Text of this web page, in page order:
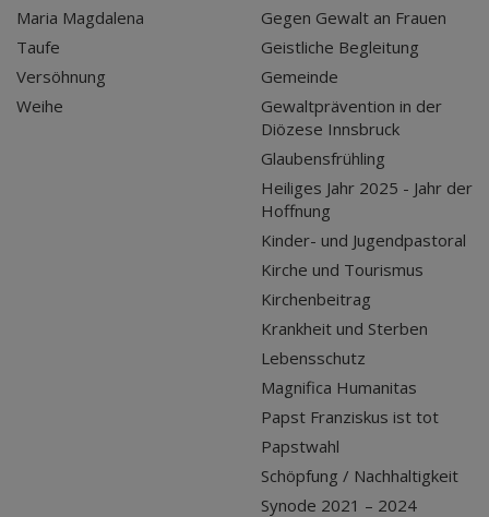
Maria Magdalena
Taufe
Versöhnung
Weihe
Gegen Gewalt an Frauen
Geistliche Begleitung
Gemeinde
Gewaltprävention in der
Diözese Innsbruck
Glaubensfrühling
Heiliges Jahr 2025 - Jahr der
Hoffnung
Kinder- und Jugendpastoral
Kirche und Tourismus
Kirchenbeitrag
Krankheit und Sterben
Lebensschutz
Magnifica Humanitas
Papst Franziskus ist tot
Papstwahl
Schöpfung / Nachhaltigkeit
Synode 2021 – 2024